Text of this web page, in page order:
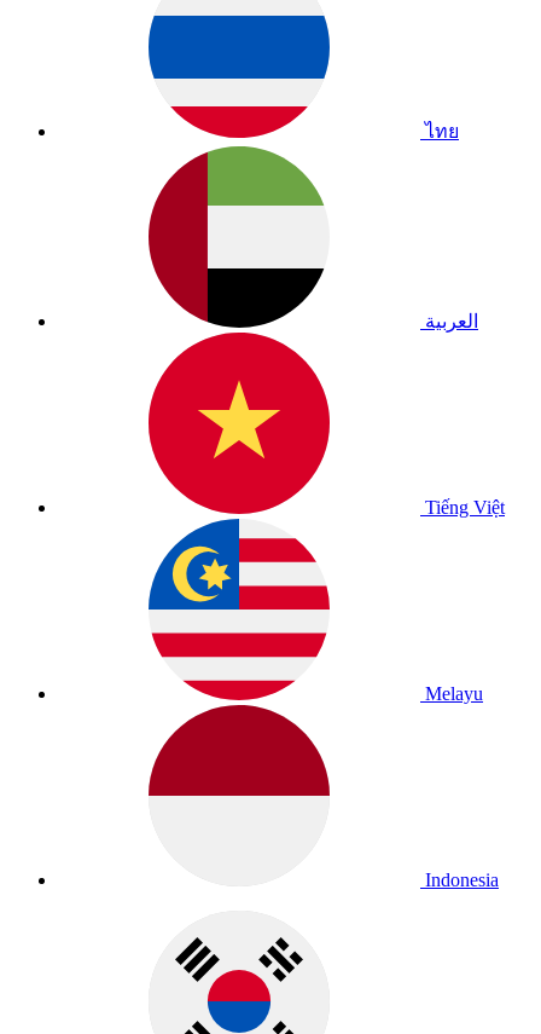
ไทย
العربية
Tiếng Việt
Melayu
Indonesia